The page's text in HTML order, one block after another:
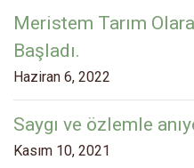
Meristem Tarım
Başladı.
Haziran 6, 2022
Saygı ve özlemle
Kasım 10, 2021